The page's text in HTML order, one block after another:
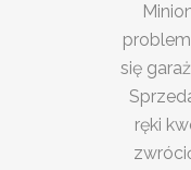
się
ręki